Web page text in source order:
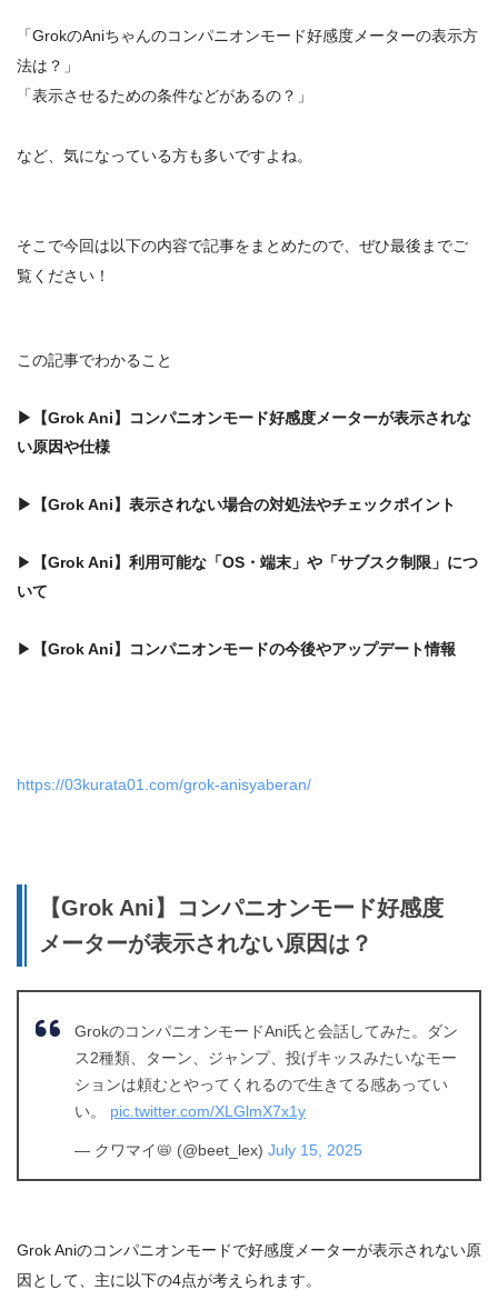
「GrokのAniちゃんのコンパニオンモード好感度メーターの表示方
法は？」
「表示させるための条件などがあるの？」
など、気になっている方も多いですよね。
そこで今回は以下の内容で記事をまとめたので、ぜひ最後までご
覧ください！
この記事でわかること
▶【Grok Ani】コンパニオンモード好感度メーターが表示されな
い原因や仕様
▶ 【Grok Ani】 表示されない場合の対処法やチェックポイント
▶ 【Grok Ani】 利用可能な「OS・端末」や「サブスク制限」につ
いて
▶ 【Grok Ani】 コンパニオンモードの今後やアップデート情報
https://03kurata01.com/grok-anisyaberan/
【Grok Ani】コンパニオンモード好感度
メーターが表示されない原因は？
GrokのコンパニオンモードAni氏と会話してみた。ダン
ス2種類、ターン、ジャンプ、投げキッスみたいなモー
ションは頼むとやってくれるので生きてる感あってい
い。 pic.twitter.com/XLGlmX7x1y
— クワマイ📛 (@beet_lex) July 15, 2025
Grok Aniのコンパニオンモードで好感度メーターが表示されない原
因として、主に以下の4点が考えられます。